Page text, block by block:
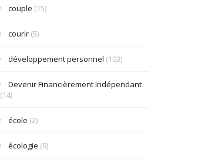
couple (15)
courir(5)
développement personnel (103)
Devenir Financièrement Indépendant
(14)
école (2)
écologie (9)